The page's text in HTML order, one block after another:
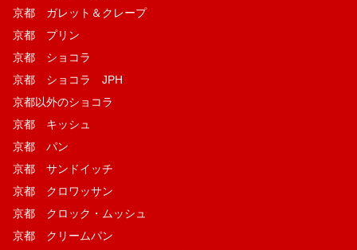
京都 ガレット＆クレープ
京都 プリン
京都 ショコラ
京都 ショコラ JPH
京都以外のショコラ
京都 キッシュ
京都 パン
京都 サンドイッチ
京都 クロワッサン
京都 クロック・ムッシュ
京都 クリームパン